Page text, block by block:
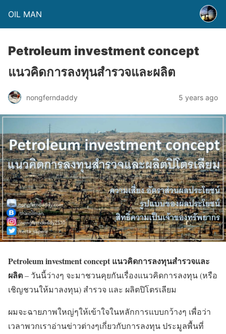
OIL MAN
Petroleum investment concept
แนวคิดการลงทุนสำรวจและผลิต
nongferndaddy 5 years ago
Petroleum investment concept แนวคิดการลงทุนสำรวจและ
ผลิต– วันนี้ว่างๆ จะมาชวนคุยกันเรื่องแนวคิดการลงทุน (หรือ
เชิญชวนให้มาลงทุน) สำรวจ และ ผลิตปิโตรเลียม
ผมจะฉายภาพใหญ่ๆให้เข้าใจในหลักการแบบกว้างๆ เพื่อว่า
เวลาพวกเราอ่านข่าวต่างๆเกี่ยวกับการลงทุน ประมูลพื้นที่